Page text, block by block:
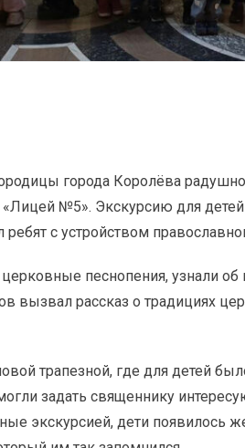
города Королёва
№5». Экскурсию для
с устройством
песнопения, узнали об
вызвал рассказ о традициях
трапезной, где для детей
задать священнику
экскурсией, дети появилось